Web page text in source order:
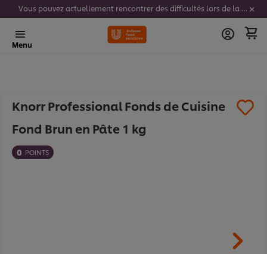
Vous pouvez actuellement rencontrer des difficultés lors de la saisie de vos codes stickers. Nous travaillons activement à résoudre ce problème.
Menu
Knorr Professional Fonds de Cuisine
Fond Brun en Pâte 1 kg
0 POINTS